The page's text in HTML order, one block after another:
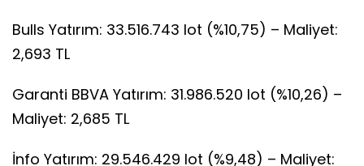
Bulls Yatırım: 33.516.743 lot (%10,75) – Maliyet:
2,693 TL
Garanti BBVA Yatırım: 31.986.520 lot (%10,26) –
Maliyet: 2,685 TL
İnfo Yatırım: 29.546.429 lot (%9,48) – Maliyet: